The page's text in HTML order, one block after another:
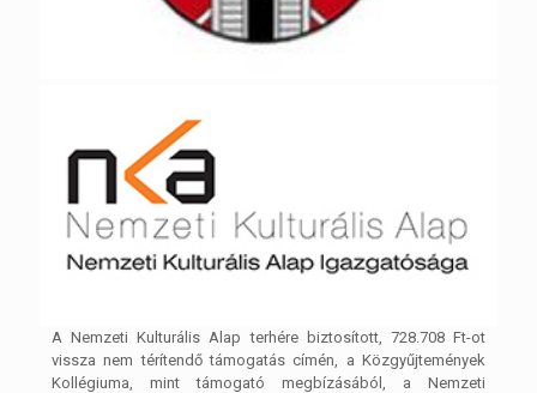
A Nemzeti Kulturális Alap terhére biztosított, 728.708 Ft-ot
vissza nem térítendő támogatás címén, a Közgyűjtemények
Kollégiuma, mint támogató megbízásából, a Nemzeti